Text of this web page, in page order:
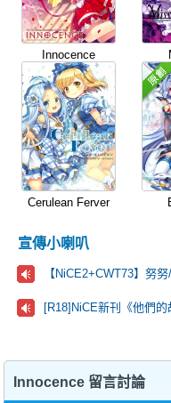
Innocence
Cerulean Ferver
宣傳小喇叭
【NiCE2+CWT73】努
Innocence 留言討論